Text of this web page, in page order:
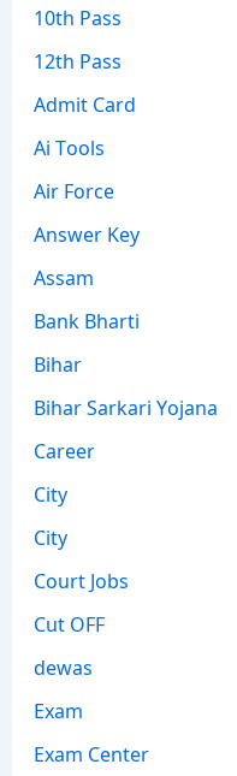
10th Pass
12th Pass
Admit Card
Ai Tools
Air Force
Answer Key
Assam
Bank Bharti
Bihar
Bihar Sarkari Yojana
Career
City
City
Court Jobs
Cut OFF
dewas
Exam
Exam Center